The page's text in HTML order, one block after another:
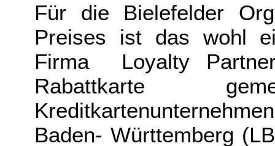
Für die Bielefelder
Preises ist das wohl
Firma Loyalty
Rabattkarte
Baden- Württemberg